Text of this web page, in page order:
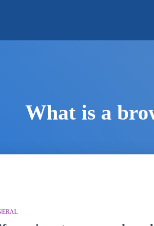
What is a